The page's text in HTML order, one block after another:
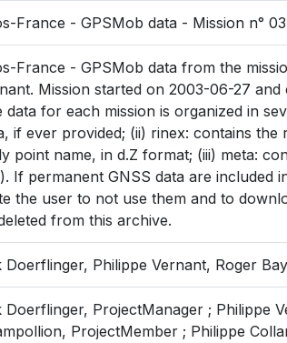
France - GPSMob data - Mission n°
France - GPSMob data from the
Mission started on 2003-06-27
data for each mission is organized in
if ever provided; (ii) rinex: contains
point name, in d.Z format; (iii) meta:
If permanent GNSS data are
the user to not use them and to
from this archive.
Doerflinger, Philippe Vernant, Roger
Doerflinger, ProjectManager ; Philippe
ProjectMember ; Philippe